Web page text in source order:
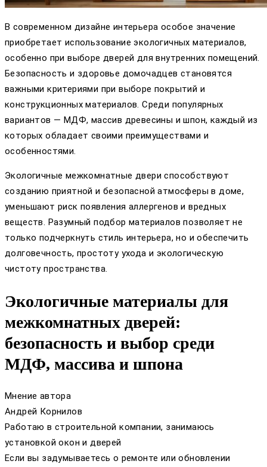
В современном дизайне интерьера особое значение
приобретает использование экологичных материалов,
особенно при выборе дверей для внутренних помещений.
Безопасность и здоровье домочадцев становятся
важными критериями при выборе покрытий и
конструкционных материалов. Среди популярных
вариантов — МДФ, массив древесины и шпон, каждый из
которых обладает своими преимуществами и
особенностями.
Экологичные межкомнатные двери способствуют
созданию приятной и безопасной атмосферы в доме,
уменьшают риск появления аллергенов и вредных
веществ. Разумный подбор материалов позволяет не
только подчеркнуть стиль интерьера, но и обеспечить
долговечность, простоту ухода и экологическую
чистоту пространства.
Экологичные материалы для
межкомнатных дверей:
безопасность и выбор среди
МДФ, массива и шпона
Мнение автора
Андрей Корнилов
Работаю в строительной компании, занимаюсь
установкой окон и дверей
Если вы задумываетесь о ремонте или обновлении